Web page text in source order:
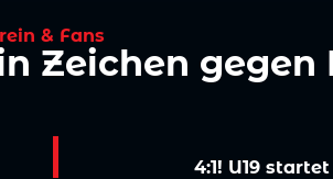
& Fans
Zeichen gegen
4:1! U19